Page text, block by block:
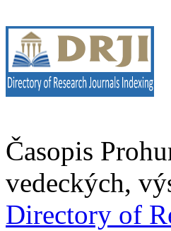
Časopis
vedeckých,
Directory of